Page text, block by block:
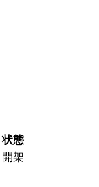
状態
開架